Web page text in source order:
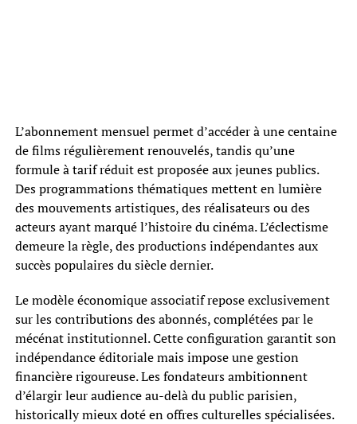
L’abonnement mensuel permet d’accéder à une centaine
de films régulièrement renouvelés, tandis qu’une
formule à tarif réduit est proposée aux jeunes publics.
Des programmations thématiques mettent en lumière
des mouvements artistiques, des réalisateurs ou des
acteurs ayant marqué l’histoire du cinéma. L’éclectisme
demeure la règle, des productions indépendantes aux
succès populaires du siècle dernier.
Le modèle économique associatif repose exclusivement
sur les contributions des abonnés, complétées par le
mécénat institutionnel. Cette configuration garantit son
indépendance éditoriale mais impose une gestion
financière rigoureuse. Les fondateurs ambitionnent
d’élargir leur audience au-delà du public parisien,
historically mieux doté en offres culturelles spécialisées.